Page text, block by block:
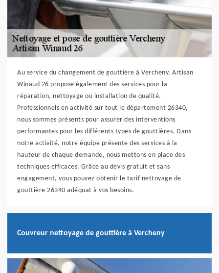
Au service du changement de gouttière à Vercheny, Artisan
Winaud 26 propose également des services pour la
réparation, nettoyage ou installation de qualité.
Professionnels en activité sur tout le département 26340,
nous sommes présents pour assurer des interventions
performantes pour les différents types de gouttières. Dans
notre activité, notre équipe présente des services à la
hauteur de chaque demande, nous mettons en place des
techniques efficaces. Grâce au devis gratuit et sans
engagement, vous pouvez obtenir le tarif nettoyage de
gouttière 26340 adéquat à vos besoins.
Couvreur nettoyage de gouttière à Vercheny